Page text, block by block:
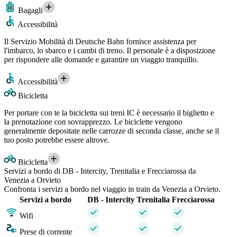
Bagagli
Accessibilità
Il Servizio Mobilità di Deutsche Bahn fornisce assistenza per
l'imbarco, lo sbarco e i cambi di treno. Il personale è a disposizione
per rispondere alle domande e garantire un viaggio tranquillo.
Accessibilità
Bicicletta
Per portare con te la bicicletta sui treni IC è necessario il biglietto e
la prenotazione con sovrapprezzo. Le biciclette vengono
generalmente depositate nelle carrozze di seconda classe, anche se il
tuo posto potrebbe essere altrove.
Bicicletta
Servizi a bordo di DB - Intercity, Trenitalia e Frecciarossa da
Venezia a Orvieto
Confronta i servizi a bordo nel viaggio in train da Venezia a Orvieto.
Servizi a bordo
DB - Intercity Trenitalia Frecciarossa
Wifi
Prese di corrente